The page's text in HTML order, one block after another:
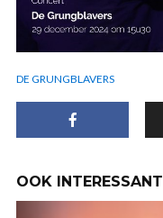
DE GRUNGBLAVERS
OOK INTERESSANT